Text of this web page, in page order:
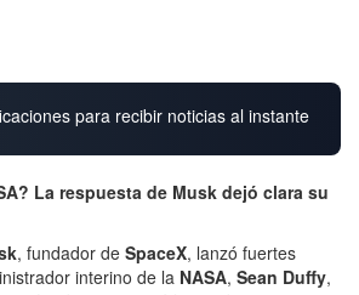
para recibir noticias al instante
La respuesta de Musk dejó clara su
, fundador de SpaceX, lanzó fuertes
interino de la NASA, Sean Duffy,